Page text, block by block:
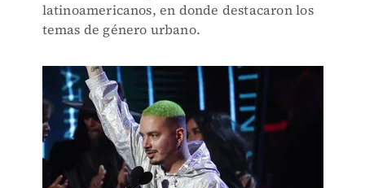
latinoamericanos, en donde destacaron los
temas de género urbano.